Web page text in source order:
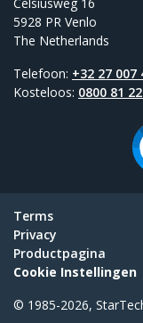
5928 PR Venlo
The Netherlands
Telefoon: +32 27 007
Kosteloos: 0800 81
Terms
Privacy
Productpagina
Cookie Instellingen
© 1985-2026,